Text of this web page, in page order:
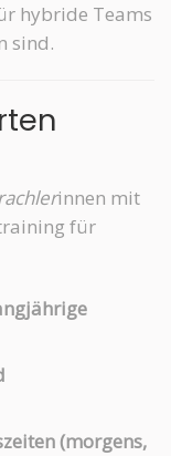
hybride Teams
sind.
innen mit
für
(morgens,